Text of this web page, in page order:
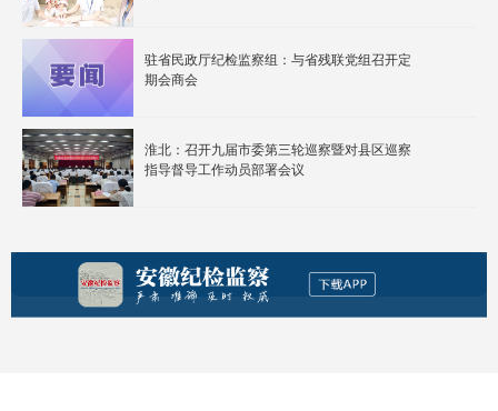
驻省民政厅纪检监察组：与省残联党组召开定
期会商会
淮北：召开九届市委第三轮巡察暨对县区巡察
指导督导工作动员部署会议